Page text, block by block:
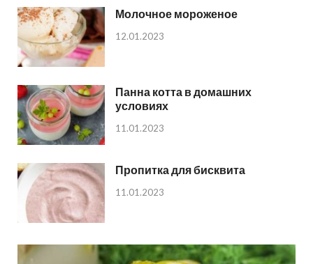
Молочное мороженое
12.01.2023
Панна котта в домашних
условиях
11.01.2023
Пропитка для бисквита
11.01.2023